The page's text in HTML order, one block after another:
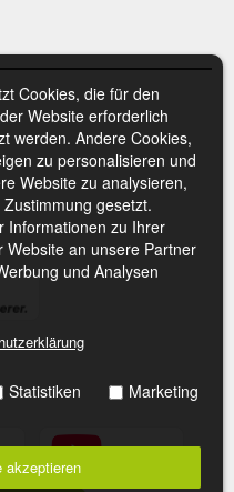
Cookies, die für den
Website erforderlich
werden. Andere Cookies,
zu personalisieren und
Website zu analysieren,
gesetzt.
Informationen zu Ihrer
Website an unsere Partner
und Analysen
Statistiken Marketing
akzeptieren
MeinPSS